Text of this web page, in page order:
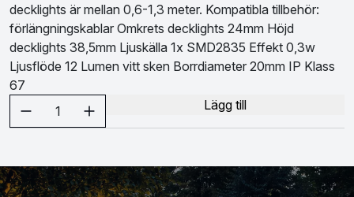
decklights är mellan 0,6-1,3 meter. Kompatibla tillbehör:
förlängningskablar Omkrets decklights 24mm Höjd
decklights 38,5mm Ljuskälla 1x SMD2835 Effekt 0,3w
Ljusflöde 12 Lumen vitt sken Borrdiameter 20mm IP Klass
67
Välj antal1 Lägg till